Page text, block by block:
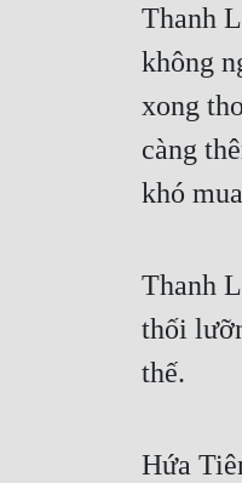
Thanh
không
xong
càng
khó
Thanh
thối
thế.
Hứa